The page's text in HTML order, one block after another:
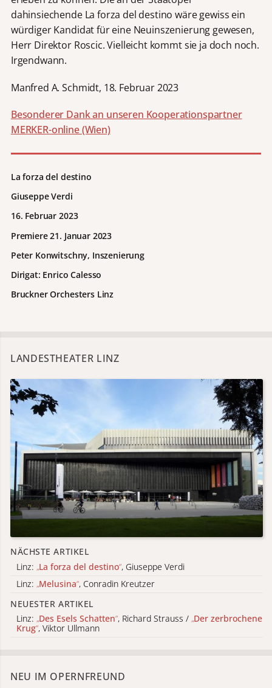
dahinsiechende La forza del destino wäre gewiss ein
würdiger Kandidat für eine Neuinszenierung gewesen,
Herr Direktor Roscic. Vielleicht kommt sie ja doch noch.
Irgendwann.
Manfred A. Schmidt, 18. Februar 2023
Besonderer Dank an unseren Kooperationspartner
MERKER-online (Wien)
La forza del destino
Giuseppe Verdi
16. Februar 2023
Premiere 21. Januar 2023
Peter Konwitschny, Inszenierung
Dirigat: Enrico Calesso
Bruckner Orchesters Linz
LANDESTHEATER LINZ
NÄCHSTE ARTIKEL
Linz: „La forza del destino“, Giuseppe Verdi
Linz: „Melusina“, Conradin Kreutzer
NEUESTER ARTIKEL
Linz: „Des Esels Schatten“, Richard Strauss / „Der zerbrochene
Krug“, Viktor Ullmann
NEU IM OPERNFREUND